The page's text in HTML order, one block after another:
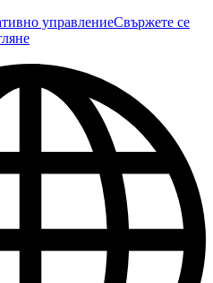
управлениеСвържете се